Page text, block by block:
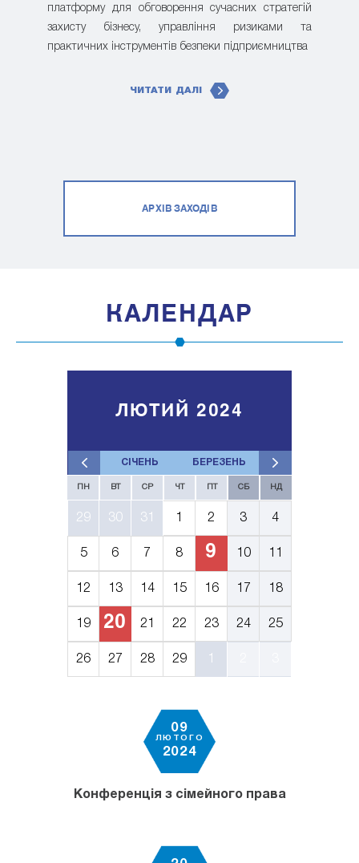
платформу для обговорення сучасних стратегій
захисту бізнесу, управління ризиками та
практичних інструментів безпеки підприємництва
ЧИТАТИ ДАЛІ
АРХІВ ЗАХОДІВ
КАЛЕНДАР
СІЧЕНЬ БЕРЕЗЕНЬ
ЛЮТИЙ 2024
ПН ВТ СР ЧТ ПТ СБ НД
29 30 31 1 2 3 4
5 6 7 8 9 10 11
12 13 14 15 16 17 18
19 20 21 22 23 24 25
26 27 28 29 1
09
ЛЮТОГО
2024
Конференція з сімейного права